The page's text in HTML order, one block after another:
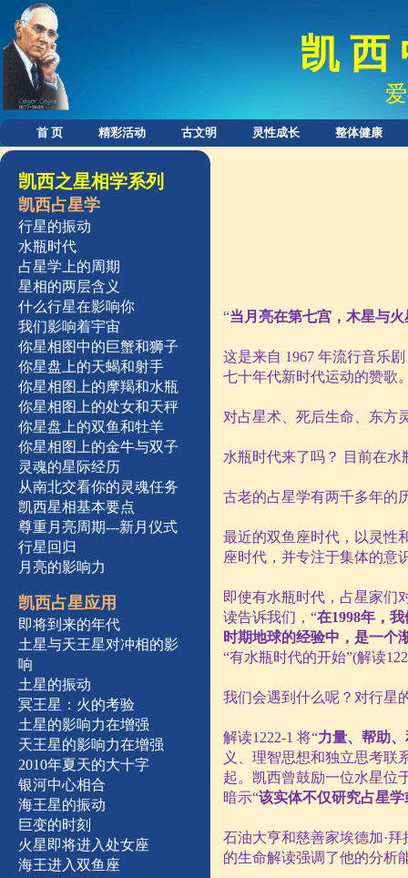
首 页 精彩活动 古文明 灵性成长 整体健康
凯 西
凯西之星相学系列
凯西占星学
行星的振动
水瓶时代
占星学上的周期
星相的两层含义
什么行星在影响你
我们影响着宇宙
你星相图中的巨蟹和狮子
你星盘上的天蝎和射手
你星相图上的摩羯和水瓶
你星相图上的处女和天秤
你星盘上的双鱼和牡羊
你星相图上的金牛与双子
灵魂的星际经历
从南北交看你的灵魂任务
凯西星相基本要点
尊重月亮周期---新月仪式
行星回归
月亮的影响力
凯西占星应用
即将到来的年代
土星与天王星对冲相的影
响
土星的振动
冥王星：火的考验
土星的影响力在增强
天王星的影响力在增强
2010年夏天的大十字
银河中心相合
海王星的振动
巨变的时刻
火星即将进入处女座
海王进入双鱼座
“当月亮在第七宫，木星与
这是来自 1967 年流行音乐
七十年代新时代运动的赞歌
对占星术、死后生命、东方
水瓶时代来了吗？ 目前在
古老的占星学有两千多年的
最近的双鱼座时代，以灵性
座时代，并专注于集体的意
即使有水瓶时代，占星家们
读告诉我们，“在1998年，我
时期地球的经验中，是一个
“有水瓶时代的开始”(解读
我们会遇到什么呢？对行星
解读1222-1 将“力量、帮助
义、理智思想和独立思考联
起。凯西曾鼓励一位水星位
暗示“该实体不仅研究占星
石油大亨和慈善家埃德加·拜
的生命解读强调了他的分析